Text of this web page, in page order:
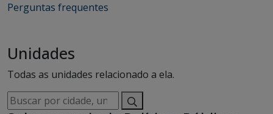
Perguntas frequentes
Unidades
Todas as unidades relacionado a ela.
Buscar